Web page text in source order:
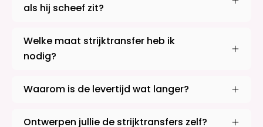
als hij scheef zit?
Welke maat strijktransfer heb ik
nodig?
Waarom is de levertijd wat langer?
Ontwerpen jullie de strijktransfers zelf?